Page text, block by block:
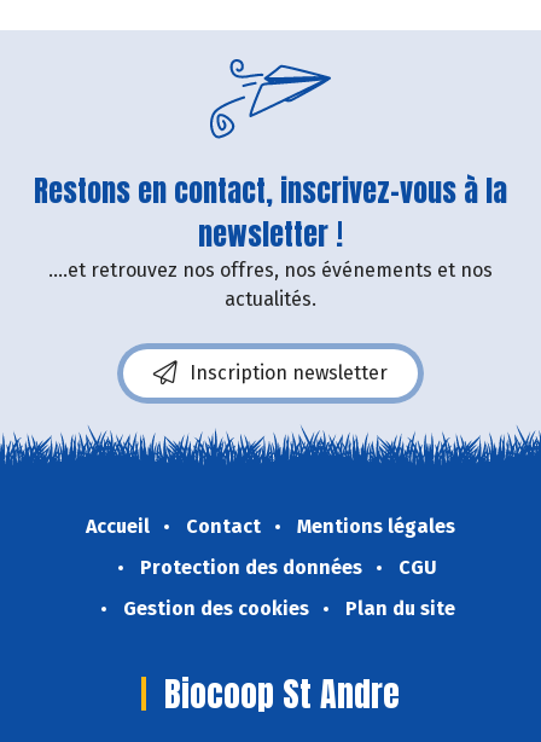
Restons en contact, inscrivez-vous à la
newsletter !
....et retrouvez nos offres, nos événements et nos
actualités.
Inscription newsletter
Accueil Contact
Mentions légales
Protection des données
CGU
Gestion des cookies
Plan du site
Biocoop St Andre